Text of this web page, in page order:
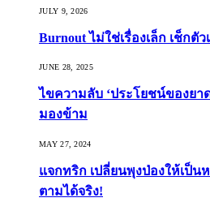
JULY 9, 2026
Burnout ไม่ใช่เรื่องเล็ก เช็กตั
JUNE 28, 2025
ไขความลับ ‘ประโยชน์ของย
มองข้าม
MAY 27, 2024
แจกทริก เปลี่ยนพุงป่องให้เป็
ตามได้จริง!